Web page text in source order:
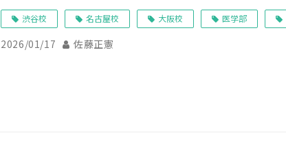
渋谷校 名古屋校 大阪校 医学部
2026/01/17 佐藤正憲